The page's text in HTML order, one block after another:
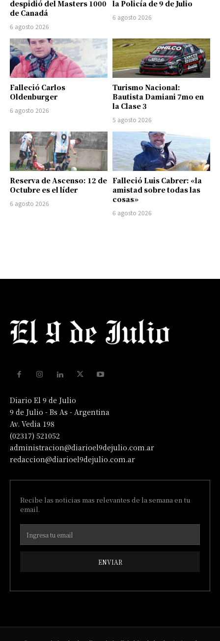
despidió del Masters 1000
de Canadá
6 agosto 2026
la Policía de 9 de Julio
6 agosto 2026
Falleció Carlos
Oldenburger
6 agosto 2026
Turismo Nacional:
Bautista Damiani 7mo en
la Clase 3
5 agosto 2026
Reserva de Ascenso: 12 de
Octubre es el líder
6 agosto 2026
Falleció Luis Cabrer: «la
amistad sobre todas las
cosas»
6 agosto 2026
Diario El 9 de Julio
9 de Julio - Bs As - Argentina
Av. Vedia 198
(02317) 521052
administracion@diarioel9dejulio.com.ar
redaccion@diarioel9dejulio.com.ar
Recibe las noticias mas relevantes de la semana en tu
email.
ENVIAR